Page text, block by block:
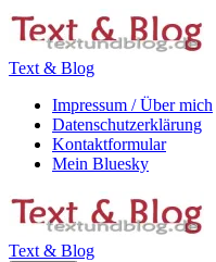
Zum
Inhalt
Text & Blog
Impressum / Über mich
Datenschutzerklärung
Kontaktformular
Mein Bluesky
Text & Blog